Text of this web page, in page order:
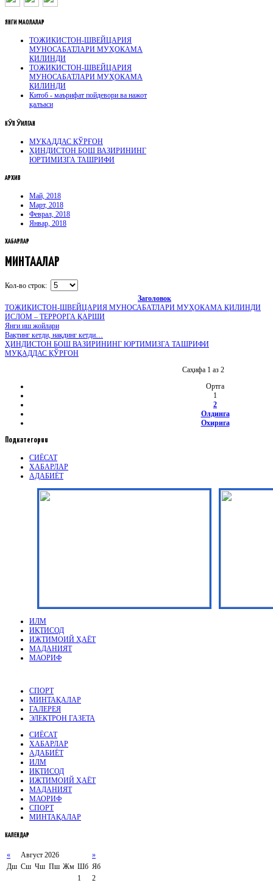
ЯНГИ МАҚОЛАЛАР
ТОЖИКИСТОН-ШВЕЙЦАРИЯ
МУНОСАБАТЛАРИ МУҲОКАМА
ҚИЛИНДИ
ТОЖИКИСТОН-ШВЕЙЦАРИЯ
МУНОСАБАТЛАРИ МУҲОКАМА
ҚИЛИНДИ
Китоб - маърифат пойдевори ва нажот
қалъаси
КӮП ӮҚИЛГАН
МУҚАДДАС ҚЎРҒОН
ҲИНДИСТОН БОШ ВАЗИРИНИНГ
ЮРТИМИЗГА ТАШРИФИ
АРХИВ
Май, 2018
Март, 2018
Феврал, 2018
Январ, 2018
ХАБАРЛАР
МИНТАҚАЛАР
Кол-во строк:
Заголовок
ТОЖИКИСТОН-ШВЕЙЦАРИЯ МУНОСАБАТЛАРИ МУҲОКАМА ҚИЛИНДИ
ИСЛОМ – ТЕРРОРГА ҚАРШИ
Янги иш жойлари
Вақтинг кетди, нақдинг кетди…
ҲИНДИСТОН БОШ ВАЗИРИНИНГ ЮРТИМИЗГА ТАШРИФИ
МУҚАДДАС ҚЎРҒОН
Саҳифа 1 аз 2
Ортга
1
2
Олдинга
Охирига
Подкатегории
СИЁСАТ
ХАБАРЛАР
АДАБИЁТ
ИЛМ
ИҚТИСОД
ИЖТИМОИЙ ҲАЁТ
МАДАНИЯТ
МАОРИФ
СПОРТ
МИНТАҚАЛАР
ГАЛЕРЕЯ
ЭЛЕКТРОН ГАЗЕТА
СИЁСАТ
ХАБАРЛАР
АДАБИЁТ
ИЛМ
ИҚТИСОД
ИЖТИМОИЙ ҲАЁТ
МАДАНИЯТ
МАОРИФ
СПОРТ
МИНТАҚАЛАР
КАЛЕНДАР
« Август 2026
»
Дш Сш Чш Пш Жм Шб Яб
1
2